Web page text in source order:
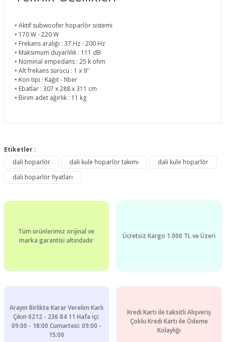
• Aktif subwoofer hoparlör sistemi
• 170 W - 220 W
• Frekans aralığı : 37 Hz - 200 Hz
• Maksimum duyarlılık : 111 dB
• Nominal empedans : 25 k ohm
• Alt frekans sürücü : 1 x 9''
• Kon tipi : Kağıt - fiber
• Ebatlar : 307 x 288 x 311 cm
• Birim adet ağırlık : 11 kg
konularda yetersiz gördüğünüz noktaları öneri formunu
Görüş ve önerileriniz için teşekkür ederiz.
Ürün açıklamasında eksik bilgiler bulunuyor.
Ürün fiyatı diğer sitelerden daha pahalı.
Etiketler :
dali hoparlör
dali kule hoparlör takımı
dali kule hoparlör
dali hoparlör fiyatları
Tüm ürünlerimiz orijinal ve
marka garantisi altındadır
Ücretsiz Kargo 1.000 TL ve Üzeri
Arayın Birlikte Karar Verelim Karlı
Çıkın 0212 - 236 84 11 Hafa içi:
09:00 - 18:00 Cumartesi: 09:00 -
15:00
Kredi Kartı ile taksitli Alışveriş
Çoklu Kredi Kartı ile Ödeme
Kolaylığı